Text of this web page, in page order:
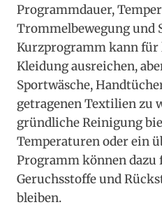
Programmdauer,
Trommelbewegung und
Kurzprogramm kann für
Kleidung ausreichen,
Sportwäsche,
getragenen Textilien zu
gründliche Reinigung
Temperaturen oder ein
Programm können dazu
Geruchsstoffe und
bleiben.